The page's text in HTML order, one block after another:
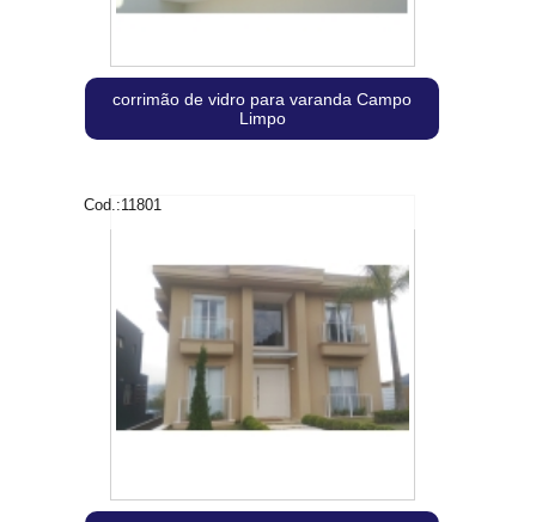
corrimão de vidro para varanda Campo
Limpo
Cod.:11801